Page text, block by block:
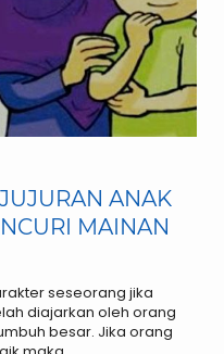
ANAK
MAINAN
seseorang jika
diajarkan oleh orang
besar. Jika orang